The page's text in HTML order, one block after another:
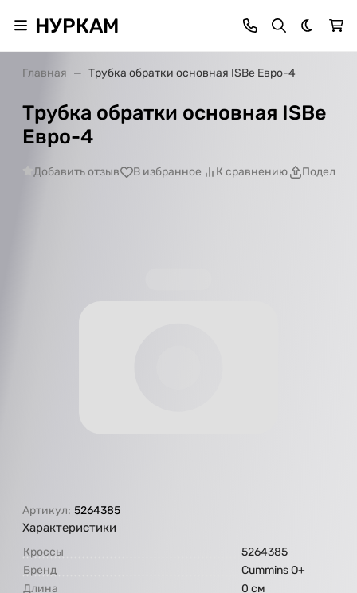
НУРКАМ Темная
Главная Трубка обратки основная ISBe Евро-4
Трубка обратки основная ISBe
Евро-4
Добавить отзыв В избранное К сравнению
Артикул: 5264385
Характеристики
Кроссы
5264385
Бренд
Cummins O+
Длина
0 см